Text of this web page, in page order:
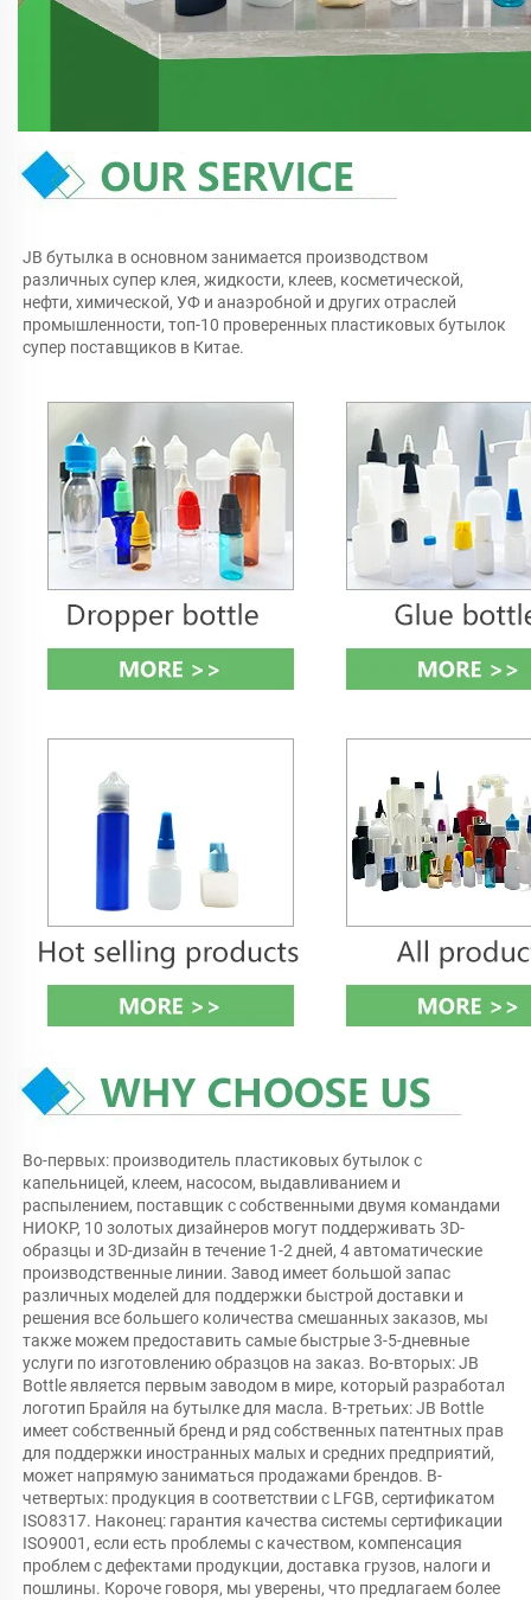
JB бутылка в основном занимается производством
различных супер клея, жидкости, клеев, косметической,
нефти, химической, УФ и анаэробной и других отраслей
промышленности, топ-10 проверенных пластиковых бутылок
супер поставщиков в Китае.
Во-первых: производитель пластиковых бутылок с
капельницей, клеем, насосом, выдавливанием и
распылением, поставщик с собственными двумя командами
НИОКР, 10 золотых дизайнеров могут поддерживать 3D-
образцы и 3D-дизайн в течение 1-2 дней, 4 автоматические
производственные линии. Завод имеет большой запас
различных моделей для поддержки быстрой доставки и
решения все большего количества смешанных заказов, мы
также можем предоставить самые быстрые 3-5-дневные
услуги по изготовлению образцов на заказ. Во-вторых: JB
Bottle является первым заводом в мире, который разработал
логотип Брайля на бутылке для масла. В-третьих: JB Bottle
имеет собственный бренд и ряд собственных патентных прав
для поддержки иностранных малых и средних предприятий,
может напрямую заниматься продажами брендов. В-
четвертых: продукция в соответствии с LFGB, сертификатом
ISO8317. Наконец: гарантия качества системы сертификации
ISO9001, если есть проблемы с качеством, компенсация
проблем с дефектами продукции, доставка грузов, налоги и
пошлины. Короче говоря, мы уверены, что предлагаем более